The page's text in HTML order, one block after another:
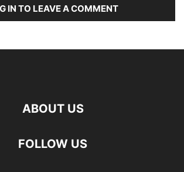
IN TO LEAVE A COMMENT
ABOUT US
FOLLOW US